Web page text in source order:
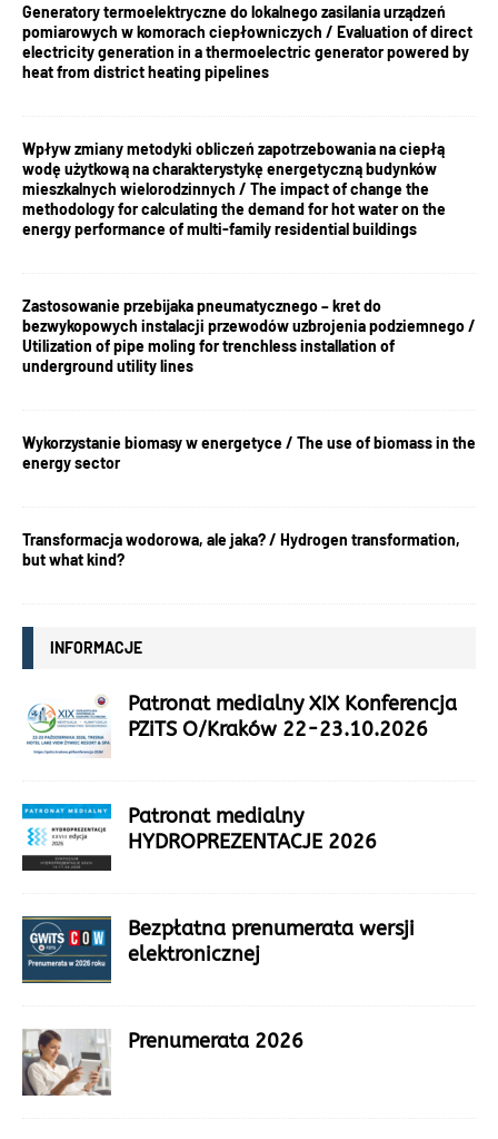
Generatory termoelektryczne do lokalnego zasilania urządzeń
pomiarowych w komorach ciepłowniczych / Evaluation of direct
electricity generation in a thermoelectric generator powered by
heat from district heating pipelines
Wpływ zmiany metodyki obliczeń zapotrzebowania na ciepłą
wodę użytkową na charakterystykę energetyczną budynków
mieszkalnych wielorodzinnych / The impact of change the
methodology for calculating the demand for hot water on the
energy performance of multi-family residential buildings
Zastosowanie przebijaka pneumatycznego – kret do
bezwykopowych instalacji przewodów uzbrojenia podziemnego /
Utilization of pipe moling for trenchless installation of
underground utility lines
Wykorzystanie biomasy w energetyce / The use of biomass in the
energy sector
Transformacja wodorowa, ale jaka? / Hydrogen transformation,
but what kind?
INFORMACJE
Patronat medialny XIX Konferencja
PZiTS O/Kraków 22-23.10.2026
Patronat medialny
HYDROPREZENTACJE 2026
Bezpłatna prenumerata wersji
elektronicznej
Prenumerata 2026